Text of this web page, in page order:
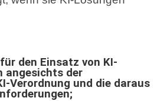
den Einsatz von KI-
angesichts der
Verordnung und die daraus